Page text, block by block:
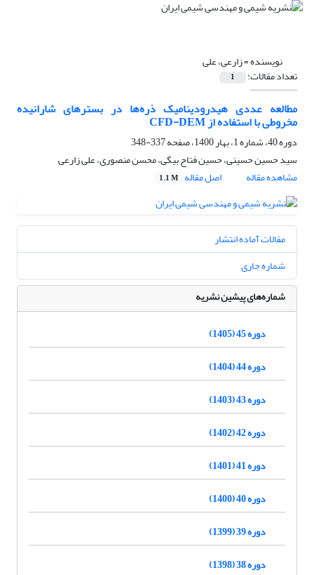
نویسنده =زارعی، علی
تعداد مقالات: 1
مطالعه عددی هیدرودینامیک ذره‌ها در بسترهای شارانیده
مخروطی با استفاده از CFD-DEM
دوره 40، شماره 1، بهار 1400، صفحه
337-348
سید حسین حسینی، حسین فتاح بیگی، محسن منصوری، علی زارعی
مشاهده مقاله
اصل مقاله 1.1 M
مقالات آماده انتشار
شماره جاری
شماره‌های پیشین نشریه
دوره 45 (1405)
دوره 44 (1404)
دوره 43 (1403)
دوره 42 (1402)
دوره 41 (1401)
دوره 40 (1400)
دوره 39 (1399)
دوره 38 (1398)